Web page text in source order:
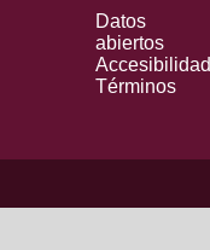
Datos
abiertos
Accesibilidad
Términos